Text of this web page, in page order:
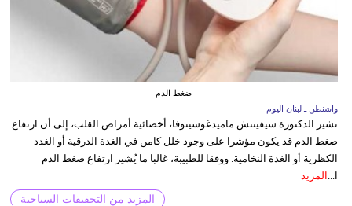
ضغط الدم
واشنطن ـ لبنان اليوم
تشير الدكتورة سيفينتش ماميدغوسينوفا، أخصائية أمراض القلب، إلى أن ارتفاع
ضغط الدم قد يكون مؤشرا على وجود خلل كامن في الغدة الدرقية أو الغدد
الكظرية أو الغدة النخامية. ووفقا للطبيبة، غالبا ما يُشير ارتفاع ضغط الدم
ا...
المزيد
المزيد من التحقيقات السياحية